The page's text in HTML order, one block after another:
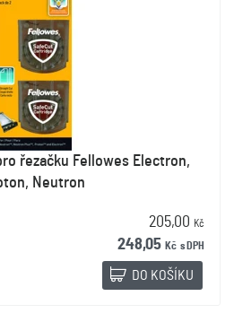
řezačku Fellowes Electron,
Neutron
205,00 Kč
248,05 Kč s DPH
DO KOŠÍKU